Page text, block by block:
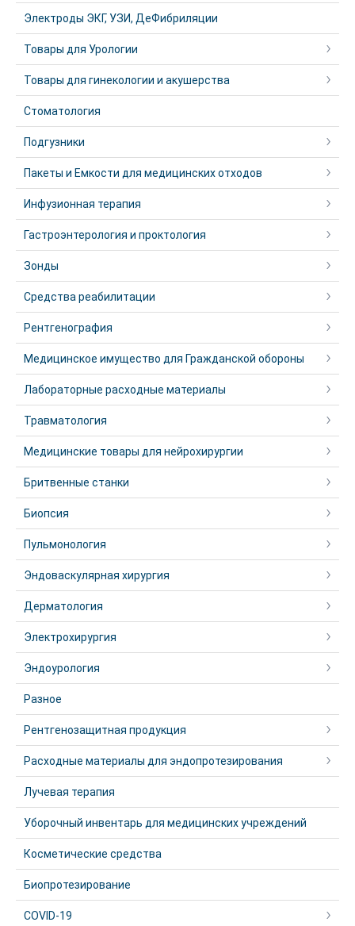
Электроды ЭКГ, УЗИ, ДеФибриляции
Товары для Урологии
Товары для гинекологии и акушерства
Стоматология
Подгузники
Пакеты и Емкости для медицинских отходов
Инфузионная терапия
Гастроэнтерология и проктология
Зонды
Средства реабилитации
Рентгенография
Медицинское имущество для Гражданской обороны
Лабораторные расходные материалы
Травматология
Медицинские товары для нейрохирургии
Бритвенные станки
Биопсия
Пульмонология
Эндоваскулярная хирургия
Дерматология
Электрохирургия
Эндоурология
Разное
Рентгенозащитная продукция
Расходные материалы для эндопротезирования
Лучевая терапия
Уборочный инвентарь для медицинских учреждений
Косметические средства
Биопротезирование
COVID-19